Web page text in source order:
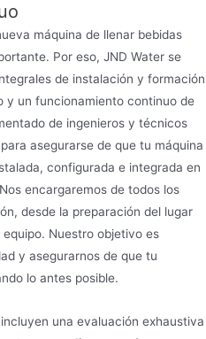
máquina de llenar bebidas
Por eso, JND Water se
de instalación y formación
y un funcionamiento continuo de
de ingenieros y técnicos
asegurarse de que tu máquina
configurada e integrada en
encargaremos de todos los
desde la preparación del lugar
Nuestro objetivo es
y asegurarnos de que tu
lo antes posible.
una evaluación exhaustiva